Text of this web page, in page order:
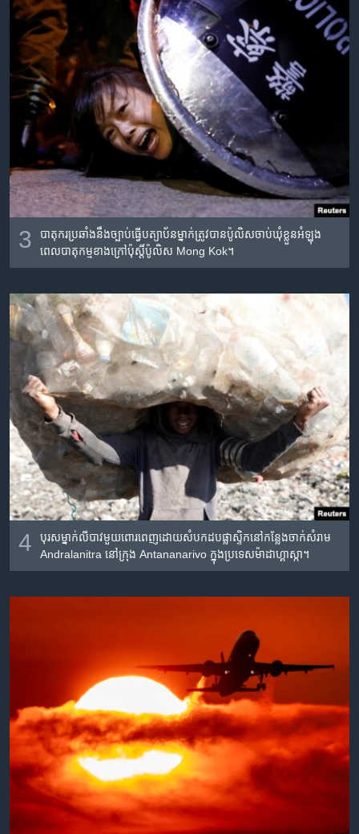
3
បាតុករប្រឆាំងនឹងច្បាប់ធ្វើបត្យាប័នម្នាក់​ត្រូវបាន​ប៉ូលិសចាប់​ឃុំខ្លួនអំឡុង
ពេលបាតុកម្ម​ខាងក្រៅ​ប៉ុស្តិ៍​ប៉ូលិស Mong Kok។
4
បុរសម្នាក់លីបាវមួយពោរពេញដោយសំបកដបផ្លាស្ទិកនៅកន្លែងចាក់សំរាម
Andralanitra នៅក្រុង Antananarivo ក្នុងប្រទេសម៉ាដាហ្គាស្កា។